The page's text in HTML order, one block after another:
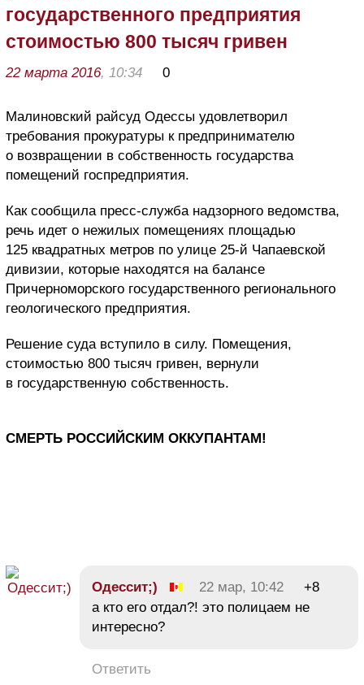
государственного предприятия
стоимостью 800 тысяч гривен
22 марта 2016, 10:34 0
Малиновский райсуд Одессы удовлетворил
требования прокуратуры к предпринимателю
о возвращении в собственность государства
помещений госпредприятия.
Как сообщила пресс-служба надзорного ведомства,
речь идет о нежилых помещениях площадью
125 квадратных метров по улице 25-й Чапаевской
дивизии, которые находятся на балансе
Причерноморского государственного регионального
геологического предприятия.
Решение суда вступило в силу. Помещения,
стоимостью 800 тысяч гривен, вернули
в государственную собственность.
СМЕРТЬ РОССИЙСКИМ ОККУПАНТАМ!
Одессит;) 22 мар, 10:42
+8
а кто его отдал?! это полицаем не
интересно?
Ответить